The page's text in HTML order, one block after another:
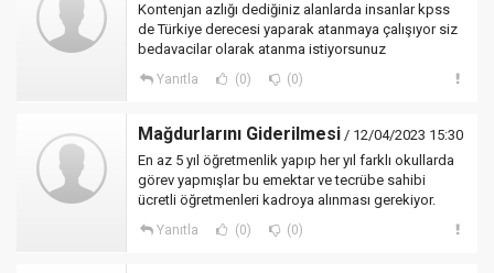
Kontenjan azlığı dediğiniz alanlarda insanlar kpss
de Türkiye derecesi yaparak atanmaya çalışıyor siz
bedavacilar olarak atanma istiyorsunuz
Yanıtla (0) (0)
Mağdurlarını Giderilmesi / 12/04/2023 15:30
En az 5 yıl öğretmenlik yapıp her yıl farklı okullarda
görev yapmışlar bu emektar ve tecrübe sahibi
ücretli öğretmenleri kadroya alınması gerekiyor.
Yanıtla (0) (0)